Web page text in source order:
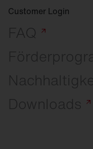
Customer Login
FAQ
Downloads